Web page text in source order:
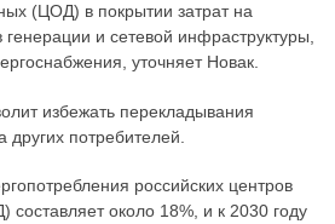
(ЦОД) в покрытии затрат на
генерации и сетевой инфраструктуры,
уточняет Новак.
избежать перекладывания
потребителей.
российских центров
около 18%, и к 2030 году